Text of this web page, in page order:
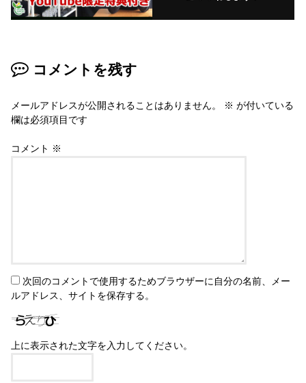
コメントを残す
メールアドレスが公開されることはありません。 ※ が付いている
欄は必須項目です
コメント ※
次回のコメントで使用するためブラウザーに自分の名前、メー
ルアドレス、サイトを保存する。
上に表示された文字を入力してください。